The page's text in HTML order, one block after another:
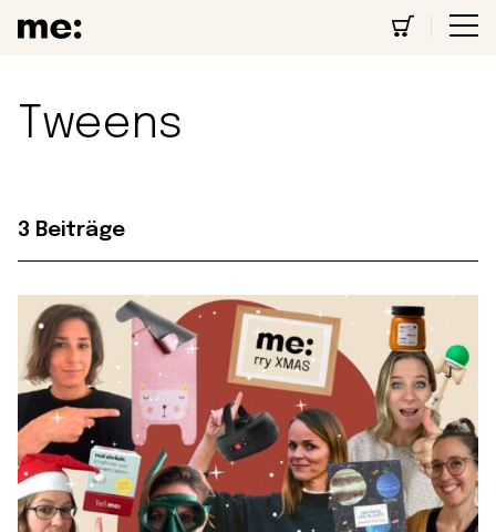
Tweens
3 Beiträge